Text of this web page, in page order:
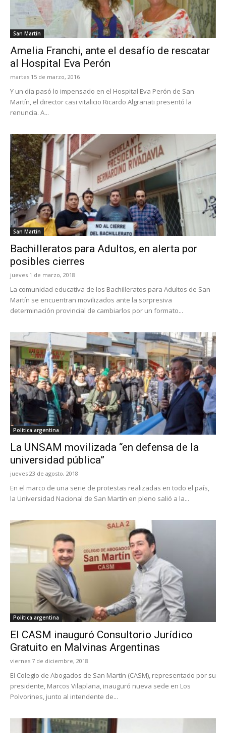
San Martín
Amelia Franchi, ante el desafío de rescatar
al Hospital Eva Perón
martes 15 de marzo, 2016
Y un día pasó lo impensado en el Hospital Eva Perón de San
Martín, el director casi vitalicio Ricardo Algranati presentó la
renuncia. A...
San Martín
Bachilleratos para Adultos, en alerta por
posibles cierres
jueves 1 de marzo, 2018
La comunidad educativa de los Bachilleratos para Adultos de San
Martín se encuentran movilizados ante la sorpresiva
determinación provincial de cambiarlos por un formato...
Política argentina
La UNSAM movilizada “en defensa de la
universidad pública”
jueves 23 de agosto, 2018
En el marco de una serie de protestas realizadas en todo el país,
la Universidad Nacional de San Martín en pleno salió a la...
Política argentina
El CASM inauguró Consultorio Jurídico
Gratuito en Malvinas Argentinas
viernes 7 de diciembre, 2018
El Colegio de Abogados de San Martín (CASM), representado por su
presidente, Marcos Vilaplana, inauguró nueva sede en Los
Polvorines, junto al intendente de...